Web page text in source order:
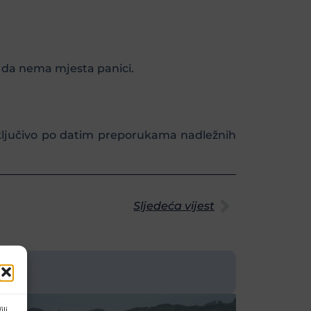
nema mjesta panici.
po datim preporukama nadležnih
Sljedeća vijest